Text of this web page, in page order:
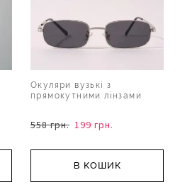
Окуляри вузькі з
прямокутними лінзами
558 грн. 199 грн.
В КОШИК